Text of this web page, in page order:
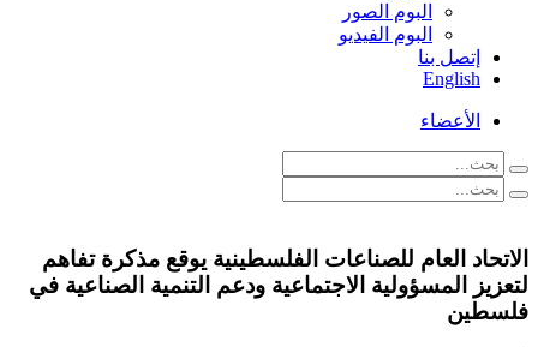
البوم الصور
البوم الفيديو
إتصل بنا
English
الأعضاء
الاتحاد العام للصناعات الفلسطينية يوقع مذكرة تفاهم
لتعزيز المسؤولية الاجتماعية ودعم التنمية الصناعية في
فلسطين